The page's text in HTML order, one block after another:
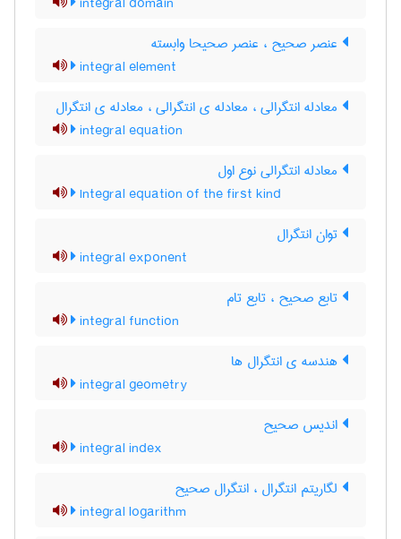
عنصر صحیح ، عنصر صحیحا وابسته
integral element
معادله انتگرالی ، معادله ی انتگرالی ، معادله ی انتگرال
integral equation
معادله انتگرالی نوع اول
Integral equation of the first kind
توان انتگرال
integral exponent
تابع صحیح ، تابع تام
integral function
هندسه ی انتگرال ها
integral geometry
اندیس صحیح
integral index
لگاریتم انتگرال ، انتگرال صحیح
integral logarithm